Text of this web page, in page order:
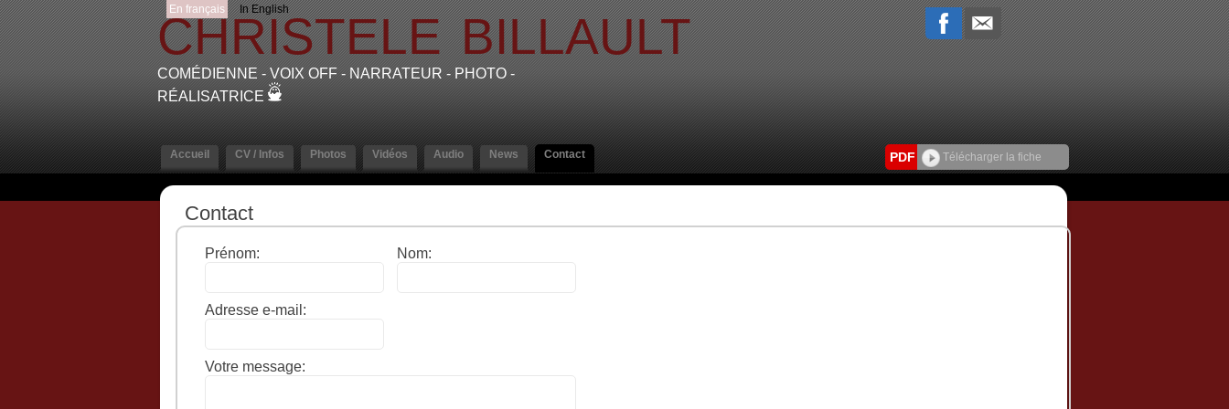
En français In English
CHRISTELE BILLAULT
COMÉDIENNE - VOIX OFF - NARRATEUR - PHOTO -
RÉALISATRICE
Accueil CV / Infos Photos Vidéos Audio News Contact PDF Télécharger la fiche
Contact
Prénom: Nom:
Adresse e-mail:
Votre message: